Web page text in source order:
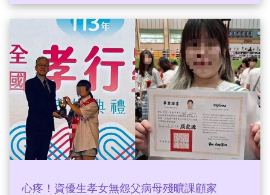
榮，成為首位以媒體身分獲得官方保育肯定的主持
心疼！資優生孝女無怨父病母殘曠課顧家